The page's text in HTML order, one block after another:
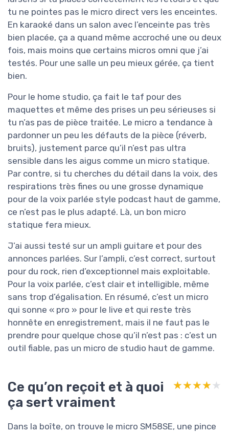
tu ne pointes pas le micro direct vers les enceintes.
En karaoké dans un salon avec l’enceinte pas très
bien placée, ça a quand même accroché une ou deux
fois, mais moins que certains micros omni que j’ai
testés. Pour une salle un peu mieux gérée, ça tient
bien.
Pour le home studio, ça fait le taf pour des
maquettes et même des prises un peu sérieuses si
tu n’as pas de pièce traitée. Le micro a tendance à
pardonner un peu les défauts de la pièce (réverb,
bruits), justement parce qu’il n’est pas ultra
sensible dans les aigus comme un micro statique.
Par contre, si tu cherches du détail dans la voix, des
respirations très fines ou une grosse dynamique
pour de la voix parlée style podcast haut de gamme,
ce n’est pas le plus adapté. Là, un bon micro
statique fera mieux.
J’ai aussi testé sur un ampli guitare et pour des
annonces parlées. Sur l’ampli, c’est correct, surtout
pour du rock, rien d’exceptionnel mais exploitable.
Pour la voix parlée, c’est clair et intelligible, même
sans trop d’égalisation. En résumé, c’est un micro
qui sonne « pro » pour le live et qui reste très
honnête en enregistrement, mais il ne faut pas le
prendre pour quelque chose qu’il n’est pas : c’est un
outil fiable, pas un micro de studio haut de gamme.
Ce qu’on reçoit et à quoi
ça sert vraiment
★★★★★
★★★★★
Dans la boîte, on trouve le micro SM58SE, une pince